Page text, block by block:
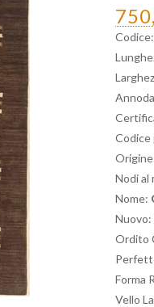
Codice:
Nodi al
Nome:
Nuovo:
Ordito
Forma
Vello